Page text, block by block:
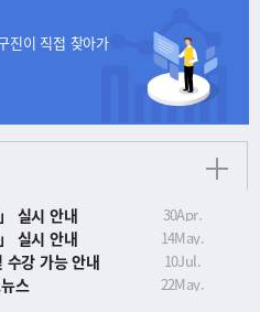
실시 안내 30Apr.
실시 안내 14May.
수강 가능 안내 10Jul.
스 22May.
진이 직접 찾아가